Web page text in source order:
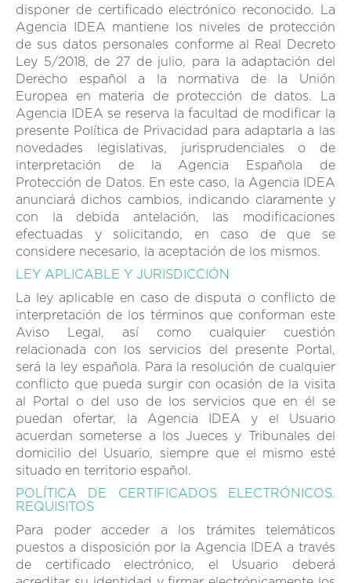
disponer de certificado electrónico reconocido. La
Agencia IDEA mantiene los niveles de protección
de sus datos personales conforme al Real Decreto
Ley 5/2018, de 27 de julio, para la adaptación del
Derecho español a la normativa de la Unión
Europea en materia de protección de datos. La
Agencia IDEA se reserva la facultad de modificar la
presente Política de Privacidad para adaptarla a las
novedades legislativas, jurisprudenciales o de
interpretación de la Agencia Española de
Protección de Datos. En este caso, la Agencia IDEA
anunciará dichos cambios, indicando claramente y
con la debida antelación, las modificaciones
efectuadas y solicitando, en caso de que se
considere necesario, la aceptación de los mismos.
LEY APLICABLE Y JURISDICCIÓN
La ley aplicable en caso de disputa o conflicto de
interpretación de los términos que conforman este
Aviso Legal, así como cualquier cuestión
relacionada con los servicios del presente Portal,
será la ley española. Para la resolución de cualquier
conflicto que pueda surgir con ocasión de la visita
al Portal o del uso de los servicios que en él se
puedan ofertar, la Agencia IDEA y el Usuario
acuerdan someterse a los Jueces y Tribunales del
domicilio del Usuario, siempre que el mismo esté
situado en territorio español.
POLÍTICA DE CERTIFICADOS ELECTRÓNICOS.
REQUISITOS
Para poder acceder a los trámites telemáticos
puestos a disposición por la Agencia IDEA a través
de certificado electrónico, el Usuario deberá